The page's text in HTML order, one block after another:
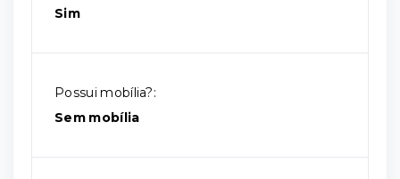
Sim
Possui mobília?:
Sem mobília